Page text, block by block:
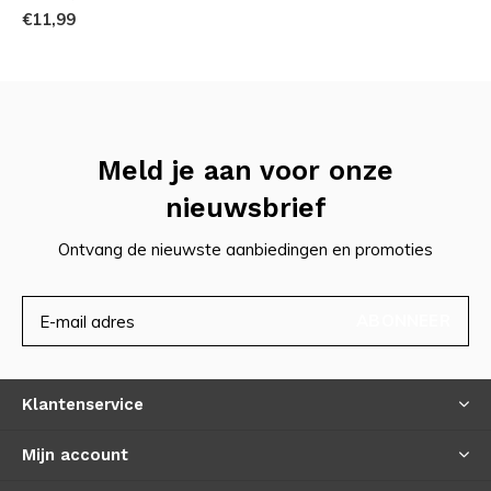
een probleem is. Een vriendelijk bedrijf, met vriendelijke
€11,99
Meld je aan voor onze
nieuwsbrief
Ontvang de nieuwste aanbiedingen en promoties
Klantenservice
Mijn account